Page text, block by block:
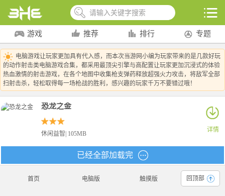
游戏 推荐 排行 专题
电脑游戏让玩家更加具有代入感，而本次当游网小编为玩家带来的是几款好玩
的动作射击类电脑游戏合集，都采用最顶尖引擎与高配置让玩家更加沉浸式的体验
热血激情的射击游戏，在各个地图中收集枪支弹药释放超强火力攻击，将敌军全部
扫射击杀，轻松取得每一场枪战的胜利，感兴趣的玩家千万不要错过哦！
详情
恐龙之金
休闲益智| 105MB
已经全部加载完
首页 电脑版 触摸版 回顶部